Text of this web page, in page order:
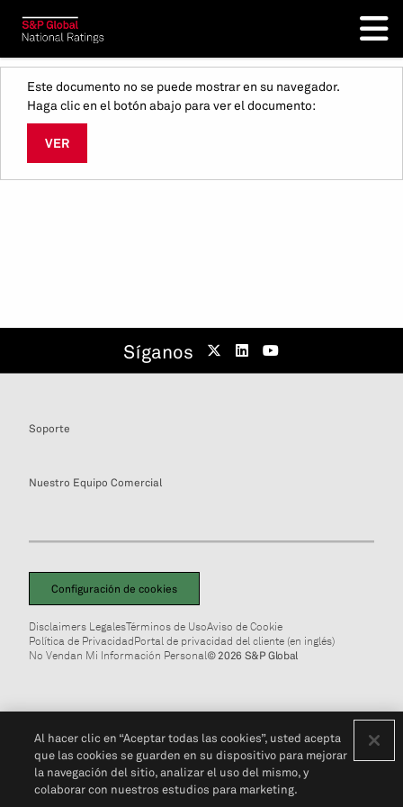
Este documento no se puede mostrar en su navegador.
Haga clic en el botón abajo para ver el documento:
VER
Síganos
Soporte
Nuestro Equipo Comercial
Configuración de cookies
Disclaimers LegalesTérminos de UsoAviso de Cookie
Política de PrivacidadPortal de privacidad del cliente (en inglés)
No Vendan Mi Información Personal© 2026 S&P Global
Al hacer clic en “Aceptar todas las cookies”, usted acepta
que las cookies se guarden en su dispositivo para mejorar
la navegación del sitio, analizar el uso del mismo, y
colaborar con nuestros estudios para marketing.